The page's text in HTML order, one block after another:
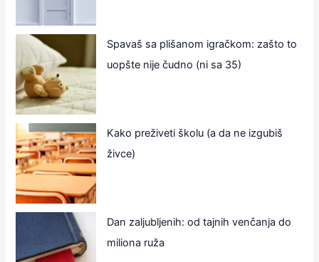
Spavaš sa plišanom igračkom: zašto to
uopšte nije čudno (ni sa 35)
Kako preživeti školu (a da ne izgubiš
živce)
Dan zaljubljenih: od tajnih venčanja do
miliona ruža